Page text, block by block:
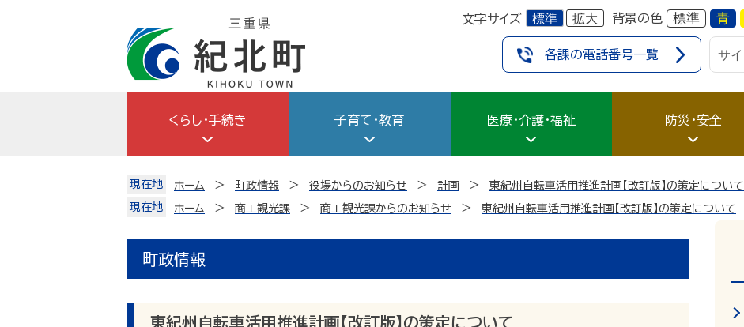
文字サイズ 標準 拡大 背景の色 標準 青
各課の電話番号一覧
くらし・手続き 子育て・教育 医療・介護・福祉 防災・安全
現在地 ホーム 町政情報 役場からのお知らせ 計画
東紀州自転車活用推進計画【改訂版】の策定について
現在地
ホーム 商工観光課 商工観光課からのお知らせ 東紀州自転車活用推進計画【改訂版】の策定について
町政情報
東紀州自転車活用推進計画【改訂版】の策定について